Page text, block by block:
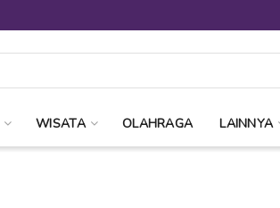
WISATA OLAHRAGA LAINNYA